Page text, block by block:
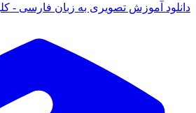
آموزش تصویری به زبان فارسی - کلیک